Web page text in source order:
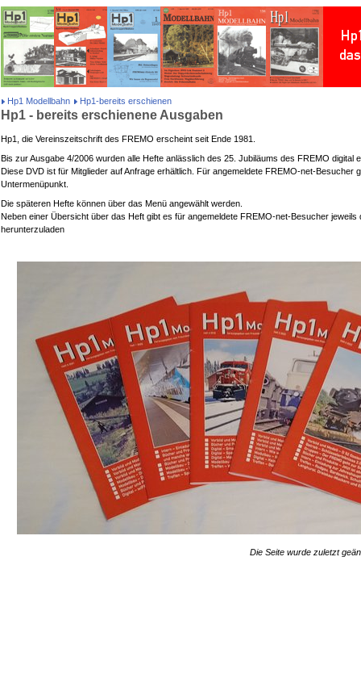
Hp1 Modellbahn Hp1-bereits erschienen
Hp1 - bereits erschienene Ausgaben
Hp1, die Vereinszeitschrift des FREMO erscheint seit Ende 1981.
Bis zur Ausgabe 4/2006 wurden alle Hefte anlässlich des 25. Jubiläums des FREMO digital
Diese DVD ist für Mitglieder auf Anfrage erhältlich. Für angemeldete FREMO-net-Besucher
Untermenüpunkt.
Die späteren Hefte können über das Menü angewählt werden.
Neben einer Übersicht über das Heft gibt es für angemeldete FREMO-net-Besucher jeweils
herunterzuladen
Die Seite wurde zuletzt